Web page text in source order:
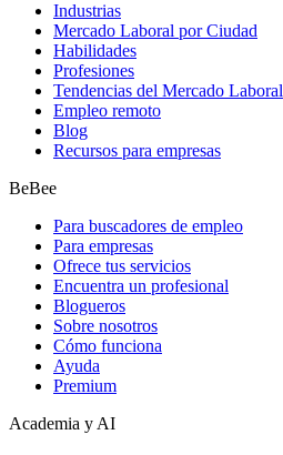
Industrias
Mercado Laboral por Ciudad
Habilidades
Profesiones
Tendencias del Mercado Laboral
Empleo remoto
Blog
Recursos para empresas
BeBee
Para buscadores de empleo
Para empresas
Ofrece tus servicios
Encuentra un profesional
Blogueros
Sobre nosotros
Cómo funciona
Ayuda
Premium
Academia y AI